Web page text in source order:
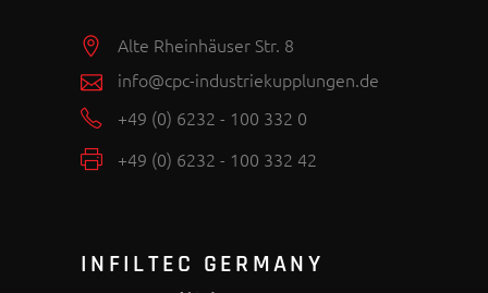
Alte Rheinhäuser Str. 8
info@cpc-industriekupplungen.de
+49 (0) 6232 - 100 332 0
+49 (0) 6232 - 100 332 42
INFILTEC GERMANY